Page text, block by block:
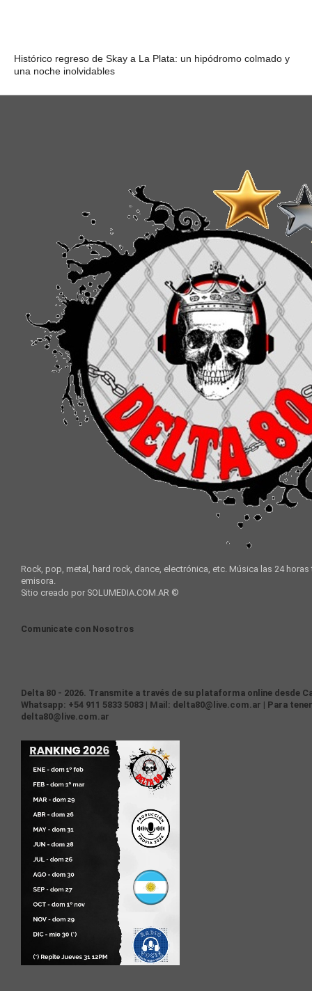
Histórico regreso de Skay a La Plata: un hipódromo colmado y
una noche inolvidables
Rock, pop, metal, hard rock, dance, electrónica, etc. Música las 24
emisora.
Sitio creado por SOLUMEDIA.COM.AR ©
Comunicate con Nosotros
Delta 80 - 2026. Transmite a través de su plataforma online desde
Whatsapp: +54 911 5833 5083 | Mail: delta80@live.com.ar | Para
delta80@live.com.ar